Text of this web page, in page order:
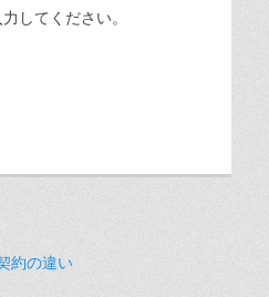
してください。
約の違い